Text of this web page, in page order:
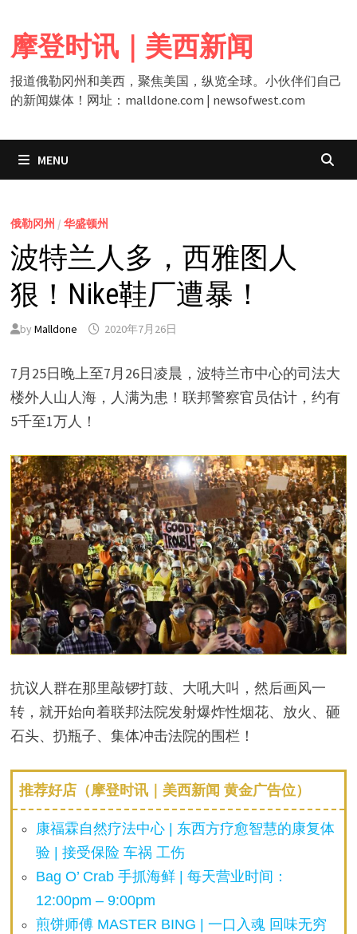
content
摩登时讯｜美西新闻
报道俄勒冈州和美西，聚焦美国，纵览全球。小伙伴们自己
的新闻媒体！网址：malldone.com | newsofwest.com
MENU
俄勒冈州 / 华盛顿州
波特兰人多，西雅图人
狠！Nike鞋厂遭暴！
by Malldone 2020年7月26日
7月25日晚上至7月26日凌晨，波特兰市中心的司法大
楼外人山人海，人满为患！联邦警察官员估计，约有
5千至1万人！
抗议人群在那里敲锣打鼓、大吼大叫，然后画风一
转，就开始向着联邦法院发射爆炸性烟花、放火、砸
石头、扔瓶子、集体冲击法院的围栏！
推荐好店（摩登时讯｜美西新闻 黄金广告位）
康福霖自然疗法中心 | 东西方疗愈智慧的康复体
验 | 接受保险 车祸 工伤
Bag O’ Crab 手抓海鲜 | 每天营业时间：
12:00pm – 9:00pm
煎饼师傅 MASTER BING | 一口入魂 回味无穷